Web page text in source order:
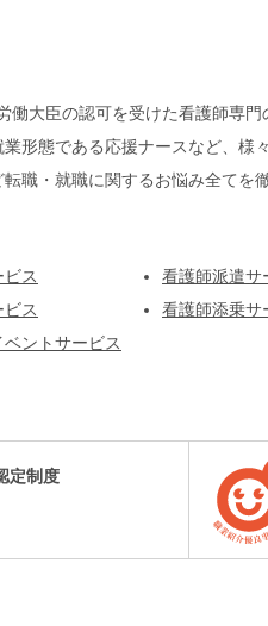
働大臣の認可を受けた看護師専
形態である応援ナースなど、
職・就職に関するお悩み全てを
ス
ス
ントサービス
看護師派遣サ
看護師添乗サ
定制度